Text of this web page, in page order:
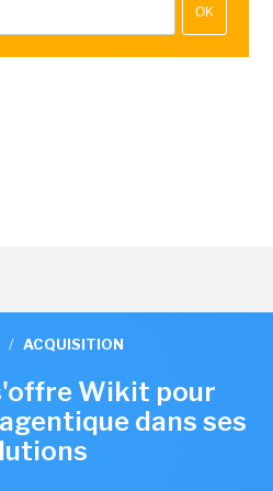
OK
/ ACQUISITION
Wikit pour
dans ses